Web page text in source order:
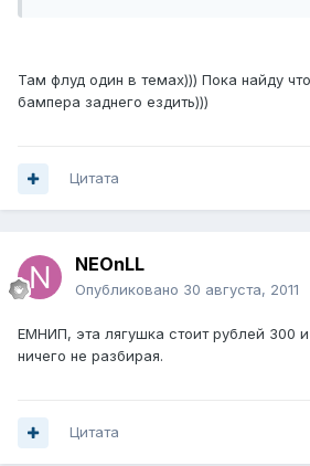
Там флуд один в темах))) Пока найду
бампера заднего ездить)))
Цитата
NEOnLL
Опубликовано 30 августа, 2011
ЕМНИП, эта лягушка стоит рублей 300
ничего не разбирая.
Цитата